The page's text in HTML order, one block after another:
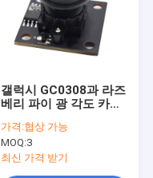
갤럭시 GC0308과 라즈
베리 파이 광 각도 카메
가격:협상 가능
MOQ:3
최신 가격 받기